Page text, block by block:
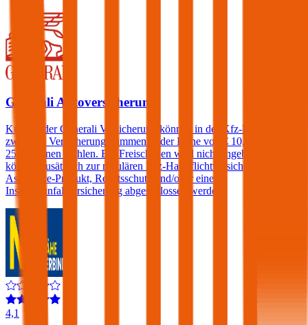
Generali Autoversicherung
Kunden der Generali Versicherung können in der Kfz-Haftpflicht
zwischen Versicherungssummen in der Höhe von € 10, 15, 20 und
25 Millionen wählen. Ein Freischaden wird nicht angeboten, jedoch
können zusätzlich zur regulären Kfz-Haftpflichtversicherung ein
Assistance-Produkt, Rechtsschutz und/oder eine
Insassenunfallversicherung abgeschlossen werden.
4,1